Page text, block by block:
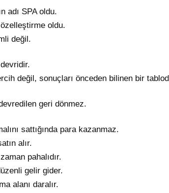
adı SPA oldu.
oldu.
değil.
değil, sonuçları önceden bilinen bir
geri dönmez.
sattığında para kazanmaz.
alır.
pahalıdır.
gelir gider.
alanı daralır.